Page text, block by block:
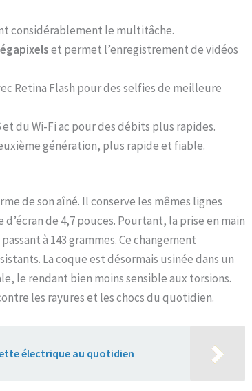
considérablement le multitâche.
et permet l’enregistrement de vidéos
Retina Flash pour des selfies de meilleure
et du Wi-Fi ac pour des débits plus rapides.
génération, plus rapide et fiable.
de son aîné. Il conserve les mêmes lignes
de 4,7 pouces. Pourtant, la prise en main
à 143 grammes. Ce changement
La coque est désormais usinée dans un
le rendant bien moins sensible aux torsions.
les rayures et les chocs du quotidien.
électrique au quotidien